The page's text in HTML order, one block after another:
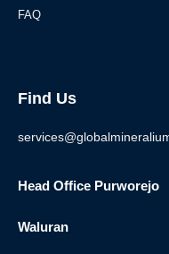
FAQ
Find Us
Head Office Purworejo
Waluran